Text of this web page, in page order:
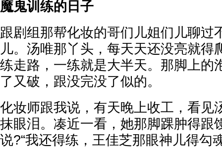
魔鬼训练的日子
跟剧组那帮化妆的哥们儿姐们儿聊过
儿。汤唯那丫头，每天天还没亮就得
练走路，一练就是大半天。那脚上的
了又破，跟没完没了似的。
化妆师跟我说，有天晚上收工，看见
抹眼泪。凑近一看，她那脚踝肿得跟
说?“我还得练，王佳芝那眼神儿得勾